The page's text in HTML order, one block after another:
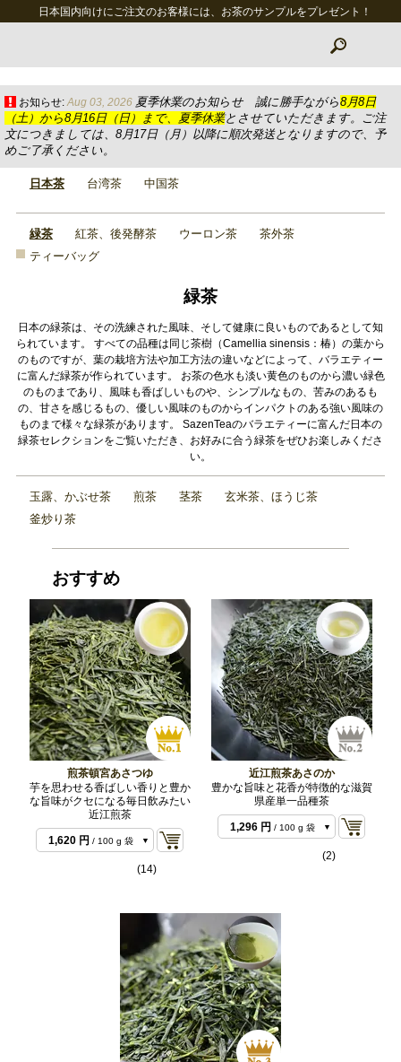
日本国内向けにご注文のお客様には、お茶のサンプルをプレゼント！
お知らせ: Aug 03, 2026 夏季休業のお知らせ 誠に勝手ながら8月8日
（土）から8月16日（日）まで、夏季休業とさせていただきます。ご注
文につきましては、8月17日（月）以降に順次発送となりますので、予
めご了承ください。
日本茶 台湾茶 中国茶
緑茶 紅茶、後発酵茶 ウーロン茶
茶外茶
ティーバッグ
緑茶
日本の緑茶は、その洗練された風味、そして健康に良いものであるとして知
られています。 すべての品種は同じ茶樹（Camellia sinensis：椿）の葉から
のものですが、葉の栽培方法や加工方法の違いなどによって、バラエティー
に富んだ緑茶が作られています。 お茶の色水も淡い黄色のものから濃い緑色
のものまであり、風味も香ばしいものや、シンプルなもの、苦みのあるも
の、甘さを感じるもの、優しい風味のものからインパクトのある強い風味の
ものまで様々な緑茶があります。 SazenTeaのバラエティーに富んだ日本の
緑茶セレクションをご覧いただき、お好みに合う緑茶をぜひお楽しみくださ
い。
玉露、かぶせ茶 煎茶 茎茶
玄米茶、ほうじ茶
釜炒り茶
おすすめ
煎茶頓宮あさつゆ
芋を思わせる香ばしい香りと豊か
な旨味がクセになる毎日飲みたい
近江煎茶
1,620 円 / 100 g 袋
(14)
近江煎茶あさのか
豊かな旨味と花香が特徴的な滋賀
県産単一品種茶
1,296 円 / 100 g 袋
(2)